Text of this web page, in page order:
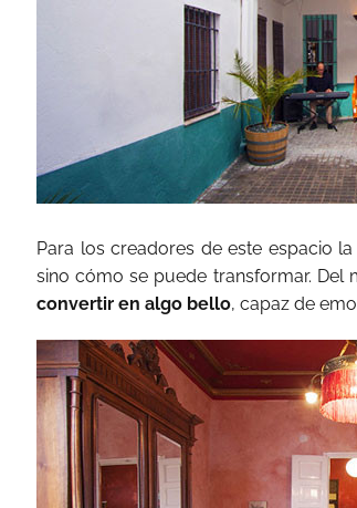
Para los creadores de este espacio
sino cómo se puede transformar. Del
convertir en algo bello, capaz de